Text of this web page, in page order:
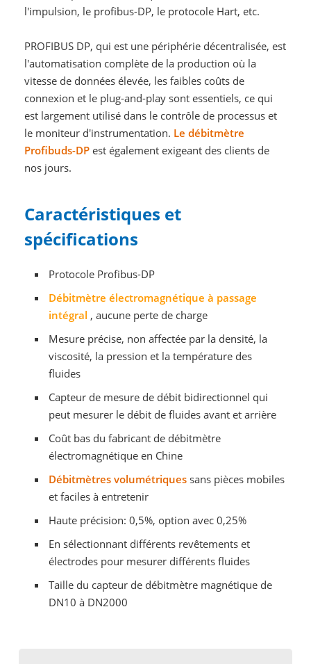
l'impulsion, le profibus-DP, le protocole Hart, etc.
PROFIBUS DP, qui est une périphérie décentralisée, est
l'automatisation complète de la production où la
vitesse de données élevée, les faibles coûts de
connexion et le plug-and-play sont essentiels, ce qui
est largement utilisé dans le contrôle de processus et
le moniteur d'instrumentation. Le débitmètre
Profibuds-DPest également exigeant des clients de
nos jours.
Caractéristiques et
spécifications
Protocole Profibus-DP
Débitmètre électromagnétique à passage
intégral , aucune perte de charge
Mesure précise, non affectée par la densité, la
viscosité, la pression et la température des
fluides
Capteur de mesure de débit bidirectionnel qui
peut mesurer le débit de fluides avant et arrière
Coût bas du fabricant de débitmètre
électromagnétique en Chine
Débitmètres volumétriques sans pièces mobiles
et faciles à entretenir
Haute précision: 0,5%, option avec 0,25%
En sélectionnant différents revêtements et
électrodes pour mesurer différents fluides
Taille du capteur de débitmètre magnétique de
DN10 à DN2000